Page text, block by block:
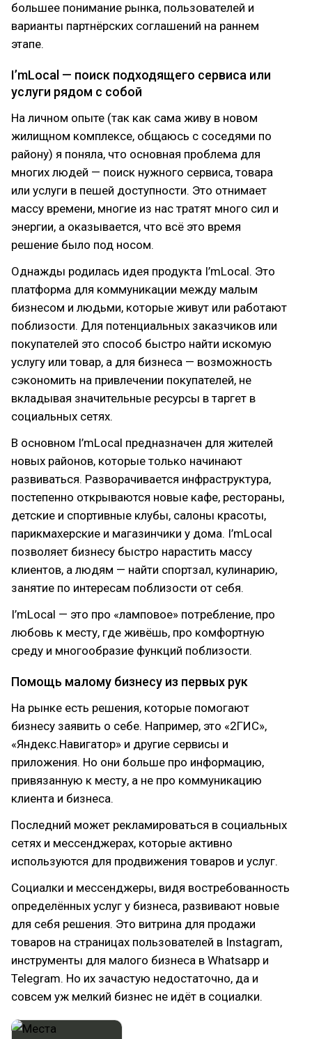
большее понимание рынка, пользователей и
варианты партнёрских соглашений на раннем
этапе.
I’mLocal — поиск подходящего сервиса или
услуги рядом с собой
На личном опыте (так как сама живу в новом
жилищном комплексе, общаюсь с соседями по
району) я поняла, что основная проблема для
многих людей — поиск нужного сервиса, товара
или услуги в пешей доступности. Это отнимает
массу времени, многие из нас тратят много сил и
энергии, а оказывается, что всё это время
решение было под носом.
Однажды родилась идея продукта I’mLocal. Это
платформа для коммуникации между малым
бизнесом и людьми, которые живут или работают
поблизости. Для потенциальных заказчиков или
покупателей это способ быстро найти искомую
услугу или товар, а для бизнеса — возможность
сэкономить на привлечении покупателей, не
вкладывая значительные ресурсы в таргет в
социальных сетях.
В основном I’mLocal предназначен для жителей
новых районов, которые только начинают
развиваться. Разворачивается инфраструктура,
постепенно открываются новые кафе, рестораны,
детские и спортивные клубы, салоны красоты,
парикмахерские и магазинчики у дома. I’mLocal
позволяет бизнесу быстро нарастить массу
клиентов, а людям — найти спортзал, кулинарию,
занятие по интересам поблизости от себя.
I’mLocal — это про «ламповое» потребление, про
любовь к месту, где живёшь, про комфортную
среду и многообразие функций поблизости.
Помощь малому бизнесу из первых рук
На рынке есть решения, которые помогают
бизнесу заявить о себе. Например, это «2ГИС»,
«Яндекс.Навигатор» и другие сервисы и
приложения. Но они больше про информацию,
привязанную к месту, а не про коммуникацию
клиента и бизнеса.
Последний может рекламироваться в социальных
сетях и мессенджерах, которые активно
используются для продвижения товаров и услуг.
Социалки и мессенджеры, видя востребованность
определённых услуг у бизнеса, развивают новые
для себя решения. Это витрина для продажи
товаров на страницах пользователей в Instagram,
инструменты для малого бизнеса в Whatsapp и
Telegram. Но их зачастую недостаточно, да и
совсем уж мелкий бизнес не идёт в социалки.